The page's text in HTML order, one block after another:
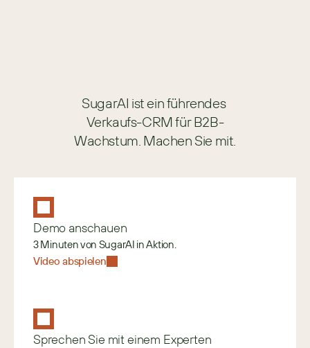
SugarAI ist ein führendes
Verkaufs-CRM für B2B-
Wachstum. Machen Sie mit.
Demo anschauen
3 Minuten von SugarAI in Aktion.
Video abspielen
Sprechen Sie mit einem Experten